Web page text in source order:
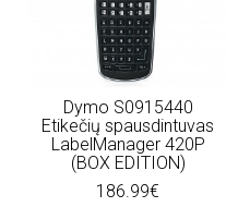
Dymo S0915440
Etikečių spausdintuvas
LabelManager 420P
(BOX EDITION)
186.99€